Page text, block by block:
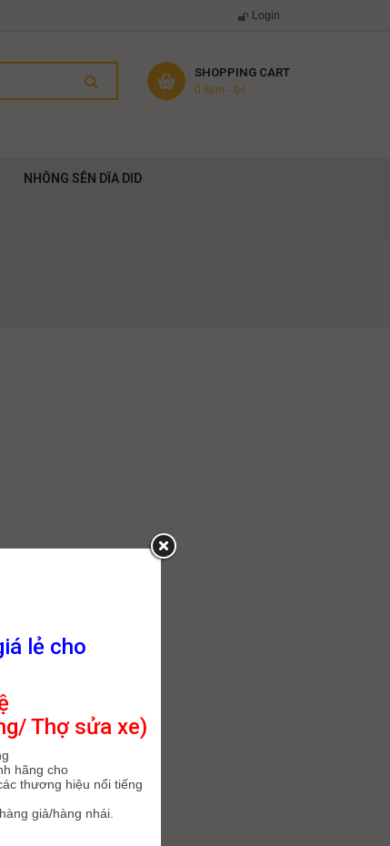
Login
SHOPPING CART
0 item - 0₫
NHÔNG SÊN DĨA DID
lẻ cho
Thợ sửa xe)
hãng cho
thương hiệu nổi tiếng
giả/hàng nhái.